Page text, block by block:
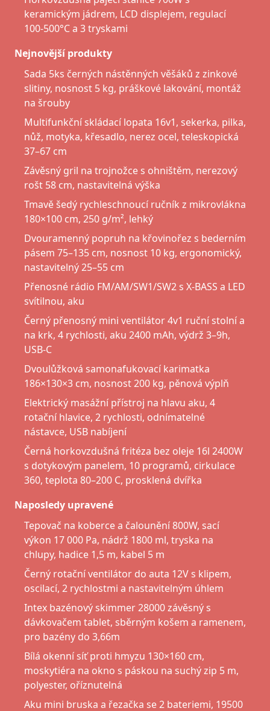
keramickým jádrem, LCD displejem, regulací
100-500°C a 3 tryskami
Nejnovější produkty
Sada 5ks černých nástěnných věšáků z zinkové
slitiny, nosnost 5 kg, práškové lakování, montáž
na šrouby
Multifunkční skládací lopata 16v1, sekerka, pilka,
nůž, motyka, křesadlo, nerez ocel, teleskopická
37–67 cm
Závěsný gril na trojnožce s ohništěm, nerezový
rošt 58 cm, nastavitelná výška
Tmavě šedý rychleschnoucí ručník z mikrovlákna
180×100 cm, 250 g/m², lehký
Dvouramenný popruh na křovinořez s bederním
pásem 75–135 cm, nosnost 10 kg, ergonomický,
nastavitelný 25–55 cm
Přenosné rádio FM/AM/SW1/SW2 s X-BASS a LED
svítilnou, aku
Černý přenosný mini ventilátor 4v1 ruční stolní a
na krk, 4 rychlosti, aku 2400 mAh, výdrž 3–9h,
USB-C
Dvoulůžková samonafukovací karimatka
186×130×3 cm, nosnost 200 kg, pěnová výplň
Elektrický masážní přístroj na hlavu aku, 4
rotační hlavice, 2 rychlosti, odnímatelné
nástavce, USB nabíjení
Černá horkovzdušná fritéza bez oleje 16l 2400W
s dotykovým panelem, 10 programů, cirkulace
360, teplota 80–200 C, prosklená dvířka
Naposledy upravené
Tepovač na koberce a čalounění 800W, sací
výkon 17 000 Pa, nádrž 1800 ml, tryska na
chlupy, hadice 1,5 m, kabel 5 m
Černý rotační ventilátor do auta 12V s klipem,
oscilací, 2 rychlostmi a nastavitelným úhlem
Intex bazénový skimmer 28000 závěsný s
dávkovačem tablet, sběrným košem a ramenem,
pro bazény do 3,66m
Bílá okenní síť proti hmyzu 130×160 cm,
moskytiéra na okno s páskou na suchý zip 5 m,
polyester, oříznutelná
Aku mini bruska a řezačka se 2 bateriemi, 19500